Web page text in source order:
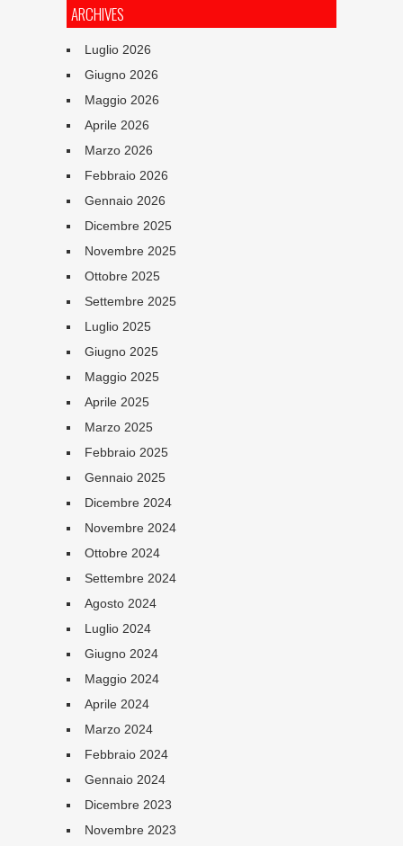
ARCHIVES
Luglio 2026
Giugno 2026
Maggio 2026
Aprile 2026
Marzo 2026
Febbraio 2026
Gennaio 2026
Dicembre 2025
Novembre 2025
Ottobre 2025
Settembre 2025
Luglio 2025
Giugno 2025
Maggio 2025
Aprile 2025
Marzo 2025
Febbraio 2025
Gennaio 2025
Dicembre 2024
Novembre 2024
Ottobre 2024
Settembre 2024
Agosto 2024
Luglio 2024
Giugno 2024
Maggio 2024
Aprile 2024
Marzo 2024
Febbraio 2024
Gennaio 2024
Dicembre 2023
Novembre 2023